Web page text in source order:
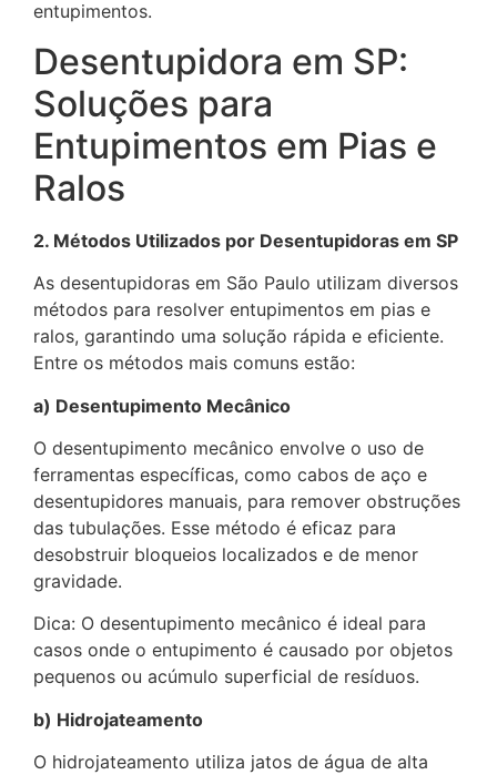
entupimentos.
Desentupidora em SP:
Soluções para
Entupimentos em Pias e
Ralos
2. Métodos Utilizados por Desentupidoras em SP
As desentupidoras em São Paulo utilizam diversos
métodos para resolver entupimentos em pias e
ralos, garantindo uma solução rápida e eficiente.
Entre os métodos mais comuns estão:
a) Desentupimento Mecânico
O desentupimento mecânico envolve o uso de
ferramentas específicas, como cabos de aço e
desentupidores manuais, para remover obstruções
das tubulações. Esse método é eficaz para
desobstruir bloqueios localizados e de menor
gravidade.
Dica: O desentupimento mecânico é ideal para
casos onde o entupimento é causado por objetos
pequenos ou acúmulo superficial de resíduos.
b) Hidrojateamento
O hidrojateamento utiliza jatos de água de alta